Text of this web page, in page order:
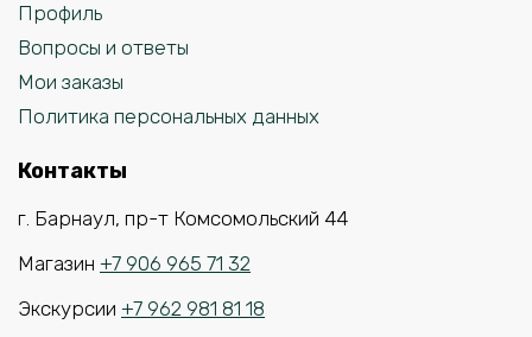
Профиль
Вопросы и ответы
Мои заказы
Политика персональных данных
Контакты
г. Барнаул, пр-т Комсомольский 44
Магазин +7 906 965 71 32
Экскурсии +7 962 981 81 18